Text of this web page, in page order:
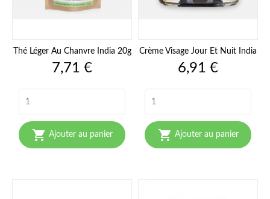
Thé Léger Au Chanvre India 20g
Prix
7,71 €
 Ajouter au panier
Crème Visage Jour Et Nuit India
Prix
6,91 €
 Ajouter au panier